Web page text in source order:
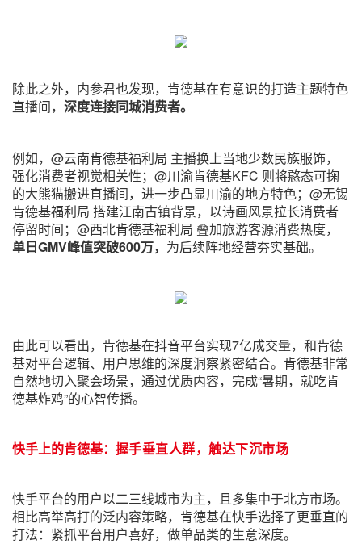
除此之外，内参君也发现，肯德基在有意识的打造主题特色
直播间， 深度连接同城消费者。
例如，@云南肯德基福利局 主播换上当地少数民族服饰，
强化消费者视觉相关性；@川渝肯德基KFC 则将憨态可掬
的大熊猫搬进直播间，进一步凸显川渝的地方特色；@无锡
肯德基福利局 搭建江南古镇背景，以诗画风景拉长消费者
停留时间；@西北肯德基福利局 叠加旅游客源消费热度，
单日GMV峰值突破600万， 为后续阵地经营夯实基础。
由此可以看出，肯德基在抖音平台实现7亿成交量，和肯德
基对平台逻辑、用户思维的深度洞察紧密结合。肯德基非常
自然地切入聚会场景，通过优质内容，完成“暑期，就吃肯
德基炸鸡”的心智传播。
快手上的肯德基： 握手垂直人群，触达下沉市场
快手平台的用户以二三线城市为主，且多集中于北方市场。
相比高举高打的泛内容策略，肯德基在快手选择了更垂直的
打法：紧抓平台用户喜好，做单品类的生意深度。